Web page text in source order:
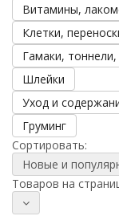
Витамины,
Клетки,
Гамаки,
Шлейки
Уход и
Груминг
Сортировать:
Новые и
Товаров на